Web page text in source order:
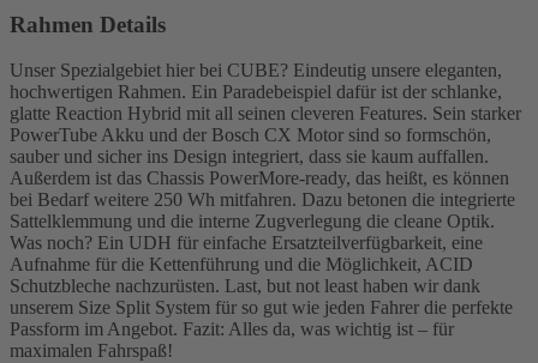
Rahmen Details
Unser Spezialgebiet hier bei CUBE? Eindeutig unsere eleganten,
hochwertigen Rahmen. Ein Paradebeispiel dafür ist der schlanke,
glatte Reaction Hybrid mit all seinen cleveren Features. Sein starker
PowerTube Akku und der Bosch CX Motor sind so formschön,
sauber und sicher ins Design integriert, dass sie kaum auffallen.
Außerdem ist das Chassis PowerMore-ready, das heißt, es können
bei Bedarf weitere 250 Wh mitfahren. Dazu betonen die integrierte
Sattelklemmung und die interne Zugverlegung die cleane Optik.
Was noch? Ein UDH für einfache Ersatzteilverfügbarkeit, eine
Aufnahme für die Kettenführung und die Möglichkeit, ACID
Schutzbleche nachzurüsten. Last, but not least haben wir dank
unserem Size Split System für so gut wie jeden Fahrer die perfekte
Passform im Angebot. Fazit: Alles da, was wichtig ist – für
maximalen Fahrspaß!